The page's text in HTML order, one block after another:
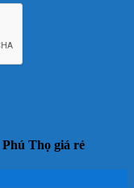
Thọ giá rẻ